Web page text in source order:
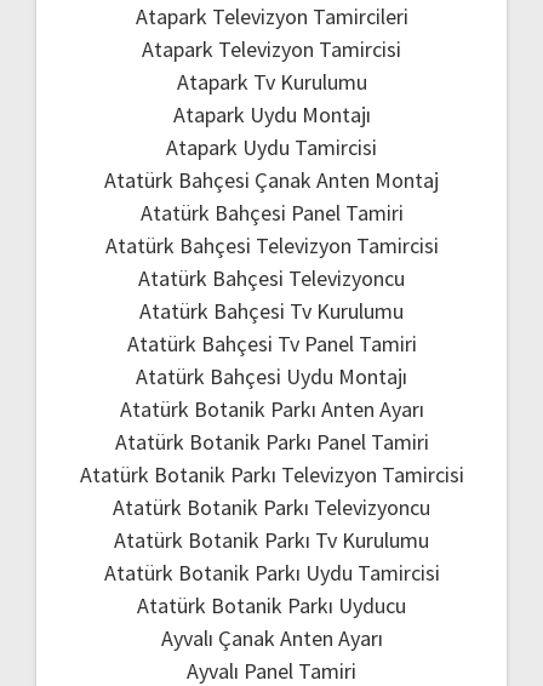
Atapark Televizyon Tamircileri
Atapark Televizyon Tamircisi
Atapark Tv Kurulumu
Atapark Uydu Montajı
Atapark Uydu Tamircisi
Atatürk Bahçesi Çanak Anten Montaj
Atatürk Bahçesi Panel Tamiri
Atatürk Bahçesi Televizyon Tamircisi
Atatürk Bahçesi Televizyoncu
Atatürk Bahçesi Tv Kurulumu
Atatürk Bahçesi Tv Panel Tamiri
Atatürk Bahçesi Uydu Montajı
Atatürk Botanik Parkı Anten Ayarı
Atatürk Botanik Parkı Panel Tamiri
Atatürk Botanik Parkı Televizyon Tamircisi
Atatürk Botanik Parkı Televizyoncu
Atatürk Botanik Parkı Tv Kurulumu
Atatürk Botanik Parkı Uydu Tamircisi
Atatürk Botanik Parkı Uyducu
Ayvalı Çanak Anten Ayarı
Ayvalı Panel Tamiri